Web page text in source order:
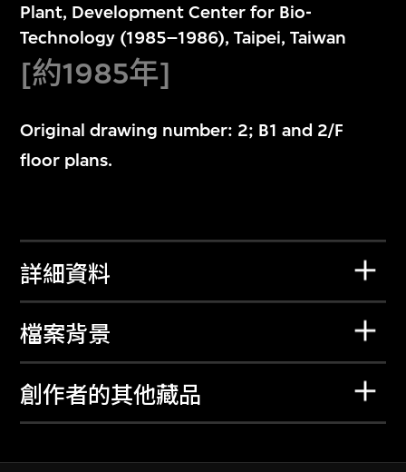
Plant, Development Center for Bio-
Technology (1985–1986), Taipei, Taiwan
[約1985年]
Original drawing number: 2; B1 and 2/F
floor plans.
詳細資料
檔案背景
創作者的其他藏品